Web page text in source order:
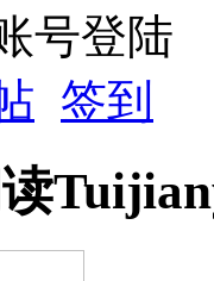
号登陆
签到
Tuijian